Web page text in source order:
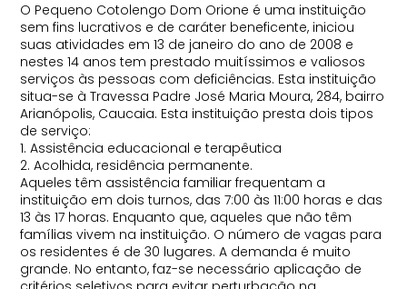
O Pequeno Cotolengo Dom Orione é uma instituição
sem fins lucrativos e de caráter beneficente, iniciou
suas atividades em 13 de janeiro do ano de 2008 e
nestes 14 anos tem prestado muitíssimos e valiosos
serviços às pessoas com deficiências. Esta instituição
situa-se à Travessa Padre José Maria Moura, 284, bairro
Arianópolis, Caucaia. Esta instituição presta dois tipos
de serviço:
1. Assistência educacional e terapêutica
2. Acolhida, residência permanente.
Aqueles têm assistência familiar frequentam a
instituição em dois turnos, das 7:00 às 11:00 horas e das
13 às 17 horas. Enquanto que, aqueles que não têm
famílias vivem na instituição. O número de vagas para
os residentes é de 30 lugares. A demanda é muito
grande. No entanto, faz-se necessário aplicação de